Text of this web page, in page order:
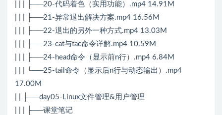
| | | ├──20-代码着色（实用功能）.mp4 14.91M
| | | ├──21-异常退出解决方案.mp4 16.56M
| | | ├──22-退出的另外一种方式.mp4 13.03M
| | | ├──23-cat与tac命令详解.mp4 10.59M
| | | ├──24-head命令（显示前n行）.mp4 6.84M
| | | └──25-tail命令（显示后n行与动态输出）.mp4
17.00M
| | ├──day05-Linux文件管理&用户管理
| | | ├──课堂笔记